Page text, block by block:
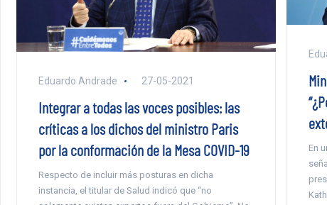
Eduardo Andrade 27-05-2021
Integrar a todas las voces posibles: las
críticas a los dichos del ministro Paris
por la conformación de la Mesa COVID-19
Respecto de incluir más posturas en dicha
instancia, el titular de Salud indicó que “no
En